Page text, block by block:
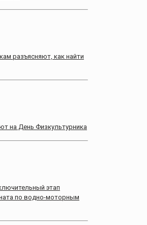
разъясняют, как найти
на День Физкультурника
этап
по водно-моторным